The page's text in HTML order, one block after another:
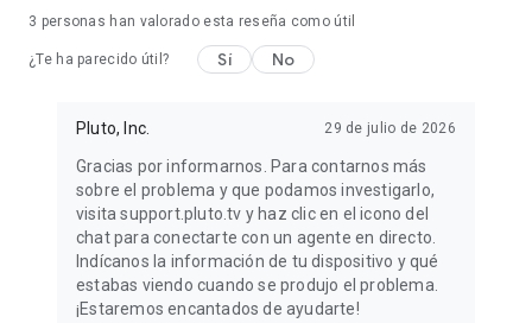
3 personas han valorado esta reseña como útil
¿Te ha parecido útil? Sí No
Pluto, Inc. 29 de julio de 2026
Gracias por informarnos. Para contarnos más
sobre el problema y que podamos investigarlo,
visita support.pluto.tv y haz clic en el icono del
chat para conectarte con un agente en directo.
Indícanos la información de tu dispositivo y qué
estabas viendo cuando se produjo el problema.
¡Estaremos encantados de ayudarte!